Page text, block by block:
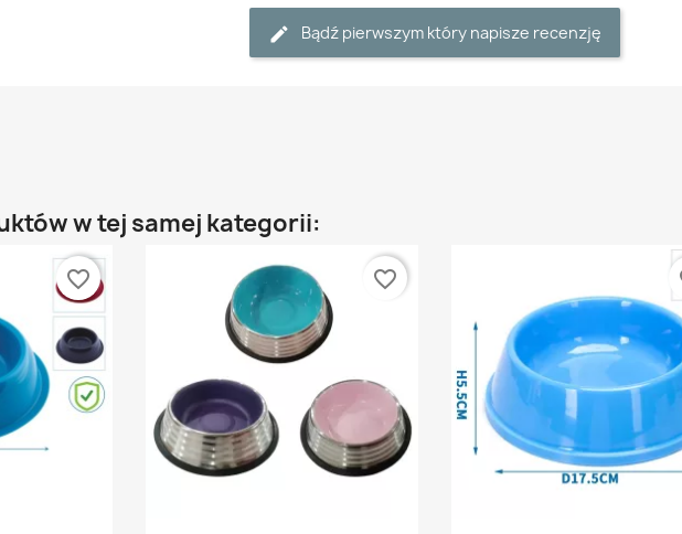
Bądź pierwszym który napisze recenzję
w tej samej kategorii:
favorite_border favorite_border